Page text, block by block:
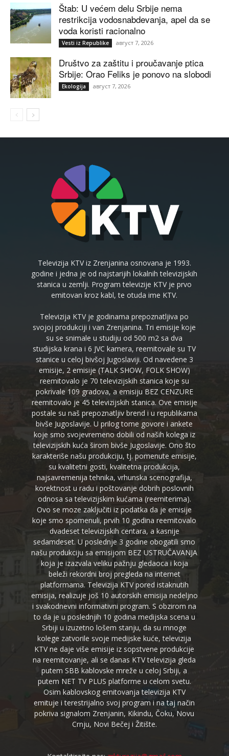
Štab: U većem delu Srbije nema
restrikcija vodosnabdevanja, apel da se
voda koristi racionalno
Vesti iz Republike август 7, 2026
Društvo za zaštitu i proučavanje ptica
Srbije: Orao Feliks je ponovo na slobodi
Ekologija август 7, 2026
Televizija KTV iz Zrenjanina osnovana je 1993.
godine i jedna je od najstarijih lokalnih televizijskih
stanica u zemlji. Program televizije KTV je prvo
emitovan kroz kabl, te otuda ime KTV.
Televizija KTV je godinama prepoznatljiva po
svojoj produkciji i van Zrenjanina. Tri emisije koje
su se snimale u studiju od 500 m2 sa dva
studijska krana i 6 JVC kamera, reemitovale su TV
stanice u celoj bivšoj Jugoslaviji. Od navedene 3
emisije, 2 emisije (TALK SHOW, FOLK SHOW)
reemitovalo je 70 televizijskih stanica koje su
pokrivale 109 gradova, a emisiju BEZ CENZURE
reemitovalo je 45 televizijskih stanica. Ove emisije
postale su naš prepoznatljiv brend i u republikama
bivše Jugoslavije. U prilog tome govore i ankete
koje smo svojevremeno dobili od naših kolega iz
televizijskih kuća širom bivše Jugoslavije. Ono što
karakteriše našu produkciju, tj. pomenute emisije,
su kvalitetni gosti, kvalitetna produkcija,
najsavremenija tehnika, vrhunska scenografija,
korektnost u radu i poštovanje dobrih poslovnih
odnosa sa televizijskim kućama (reemiterima).
Ovo se moze zaključiti iz podatka da je emisije
koje smo spomenuli, prvih 10 godina reemitovalo
dvadeset televizijskih centara, a kasnije
sedamdeset. U poslednje 3 godine obogatili smo
našu produkciju sa emisijom BEZ USTRUČAVANJA
koja je izazvala veliku pažnju gledaoca i koja
beleži rekordni broj pregleda na internet
platformama. Televizija KTV pored istaknutih
emisija, realizuje još 10 autorskih emisija nedeljno
i svakodnevni informativni program. S obzirom na
to da je u poslednjih 10 godina medijska scena u
Srbiji u izuzetno lošem stanju, da su mnoge
kolege zatvorile svoje medijske kuće, televizija
KTV ne daje više emisije iz sopstvene produkcije
na reemitovanje, ali se danas KTV televizija gleda
putem SBB kablovske mreže u celoj Srbiji, a
putem NET TV PLUS platforme u celom svetu.
Osim kablovskog emitovanja televizija KTV
emituje i terestrijalno svoj program i na taj način
pokriva signalom Zrenjanin, Kikindu, Čoku, Novu
Crnju, Novi Bečej i Žitište.